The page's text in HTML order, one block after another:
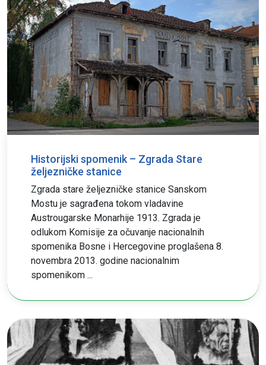
Historijski spomenik – Zgrada Stare
željezničke stanice
Zgrada stare željezničke stanice Sanskom
Mostu je sagrađena tokom vladavine
Austrougarske Monarhije 1913. Zgrada je
odlukom Komisije za očuvanje nacionalnih
spomenika Bosne i Hercegovine proglašena 8.
novembra 2013. godine nacionalnim
spomenikom ...